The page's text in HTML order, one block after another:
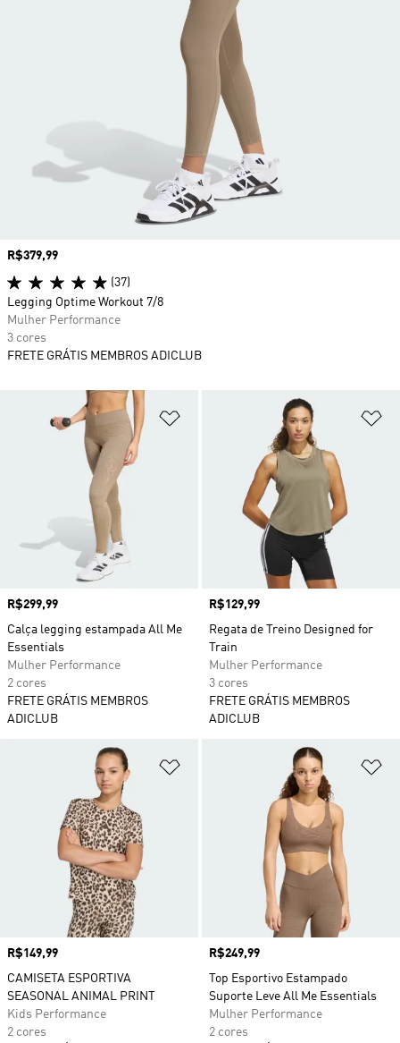
Adicionar à Lista de Desejos
Preço
R$299,99
Calça legging estampada All Me
Essentials
Mulher Performance
2 cores
FRETE GRÁTIS MEMBROS
ADICLUB
Preço
R$129,99
Regata de Treino Designed for
Train
Mulher Performance
3 cores
FRETE GRÁTIS MEMBROS
ADICLUB
Adicionar à Lista de Desejos
Preço
R$149,99
CAMISETA ESPORTIVA
SEASONAL ANIMAL PRINT
Kids Performance
2 cores
Preço
R$249,99
Top Esportivo Estampado
Suporte Leve All Me Essentials
Mulher Performance
2 cores
Preço
R$379,99
(37)
Legging Optime Workout 7/8
Mulher Performance
3 cores
FRETE GRÁTIS MEMBROS ADICLUB